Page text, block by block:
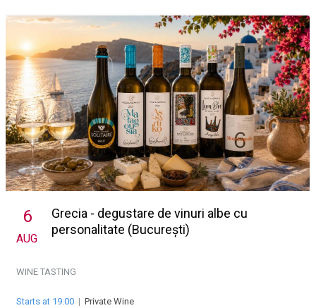
6
AUG
Grecia - degustare de vinuri albe cu
personalitate (București)
WINE TASTING
Starts at 19:00 | Private Wine